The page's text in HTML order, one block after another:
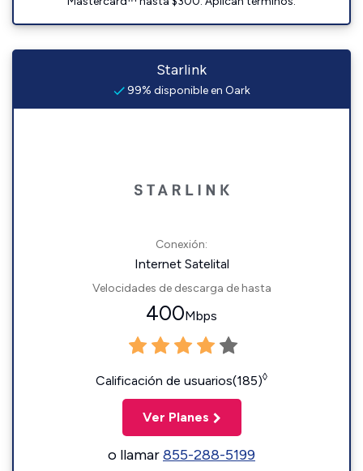
Starlink
99% disponible en Oark
Conexión:
Internet Satelital
Velocidades de descarga de hasta
400Mbps
Calificación de usuarios(185)◊
Ver Planes
o llamar855-288-5199